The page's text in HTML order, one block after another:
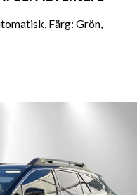
Färg: Grön,